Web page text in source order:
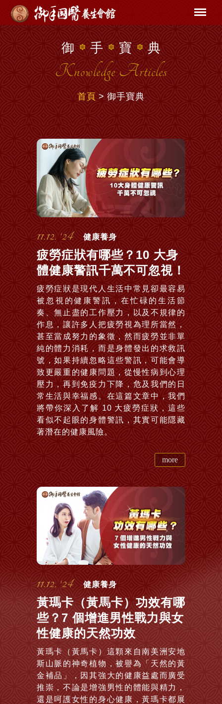
御 手 寶 典
Knowledge Articles
首頁 御手寶典
11.12. ‘24 健康養身
疲勞症狀有哪些？10 大身
體健康警訊千萬不可忽視！
疲勞症狀是現代人生活中常見卻最容易
被忽視的健康警訊，在忙碌的生活節
奏、無止盡的工作壓力，以及不規律的
作息，讓許多人把疲勞視為理所當然，
甚至當成努力的象徵，然而疲勞並非單
純的體力消耗，而是身體發出的求救訊
號，如果持續忽略這些警訊，可能會導
致更嚴重的健康問題，從慢性病到心理
壓力，再到免疫力下降，危及我們的日
常生活與幸福感。在這篇文章中，我們
將帶你深入了解 10 大疲勞症狀，這些
看似不起眼的身體警訊，其實可能隱藏
著潛在的健康風險。
more
11.12. ‘24 健康養身
黃瑪卡（黃馬卡）功效有哪
些？7 個增進男性戰力與女
性健康的天然功效
黃瑪卡（黃馬卡）這顆來自南美洲安地
斯山脈的神奇植物，被譽為「天然的黃
金補品」，因其強大的健康益處而廣受
推崇，不論是增強男性的體能與精力，
還是呵護女性的身心健康，黃瑪卡都展